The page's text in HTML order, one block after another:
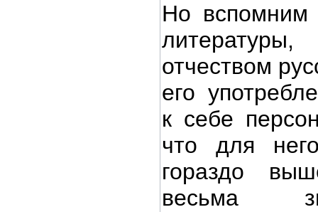
Но
отчеством
его
к себе
что для
гораздо
весьма